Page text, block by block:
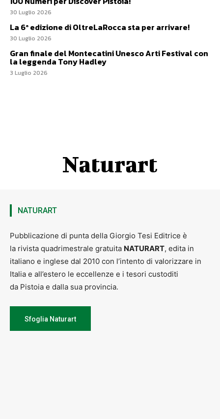
30 Luglio 2026
La 6ª edizione di OltreLaRocca sta per arrivare!
30 Luglio 2026
Gran finale del Montecatini Unesco Arti Festival con
la leggenda Tony Hadley
3 Luglio 2026
Naturart
NATURART
Pubblicazione di punta della Giorgio Tesi Editrice è
la rivista quadrimestrale gratuita NATURART, edita in
italiano e inglese dal 2010 con l’intento di valorizzare in
Italia e all’estero le eccellenze e i tesori custoditi
da Pistoia e dalla sua provincia.
Sfoglia Naturart